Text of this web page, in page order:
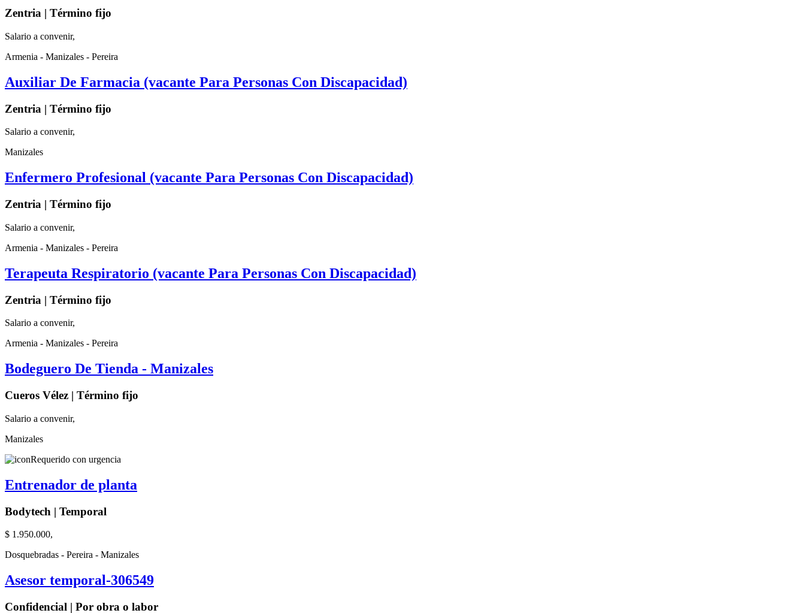
Zentria | Término fijo
Salario a convenir,
Armenia - Manizales - Pereira
Auxiliar De Farmacia (vacante Para Personas Con Discapacidad)
Zentria | Término fijo
Salario a convenir,
Manizales
Enfermero Profesional (vacante Para Personas Con Discapacidad)
Zentria | Término fijo
Salario a convenir,
Armenia - Manizales - Pereira
Terapeuta Respiratorio (vacante Para Personas Con Discapacidad)
Zentria | Término fijo
Salario a convenir,
Armenia - Manizales - Pereira
Bodeguero De Tienda - Manizales
Cueros Vélez | Término fijo
Salario a convenir,
Manizales
Requerido con urgencia
Entrenador de planta
Bodytech | Temporal
$ 1.950.000,
Dosquebradas - Pereira - Manizales
Asesor temporal-306549
Confidencial | Por obra o labor